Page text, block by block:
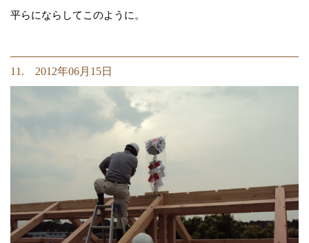
平らにならしてこのように。
11. 2012年06月15日